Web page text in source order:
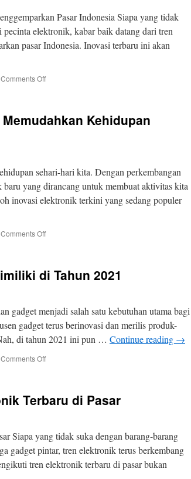
Pasar Indonesia Siapa yang tidak
elektronik, kabar baik datang dari tren
pasar Indonesia. Inovasi terbaru ini akan
Comments Offon
Terbaru
Indonesia
Kehidupan
sehari-hari kita. Dengan perkembangan
yang dirancang untuk membuat aktivitas kita
inovasi elektronik terkini yang sedang populer
Comments Offon
yang
Sehari-
hari
di Tahun 2021
gadget menjadi salah satu kebutuhan utama bagi
gadget terus berinovasi dan merilis produk-
di tahun 2021 ini pun … Continue reading →
Comments Offon
yang
Tahun
2021
Terbaru di Pasar
Siapa yang tidak suka dengan barang-barang
gadget pintar, tren elektronik terus berkembang
tren elektronik terbaru di pasar bukan